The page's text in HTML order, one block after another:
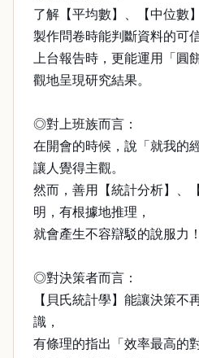
了解【平均數】、【中位數
製作問卷時能判斷資料的可
上台報告時，更能運用「圓
觀地呈現研究結果。
◎對上班族而言：
在開會的時候，說「就我
讓人覺得主觀。
然而，善用【統計分析】、
明，有根據地推理，
就會產生不容辯駁的說服力！
◎對決策者而言：
【貝氏統計學】能讓決策不
識，
有條理的指出「效率最高的